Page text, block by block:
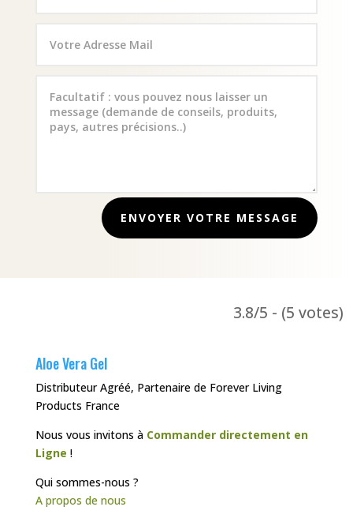
ENVOYER VOTRE MESSAGE
3.8/5 - (5 votes)
Aloe Vera Gel
Distributeur Agréé, Partenaire de Forever Living
Products France
Nous vous invitons à Commander directement en
Ligne !
Qui sommes-nous ?
A propos de nous